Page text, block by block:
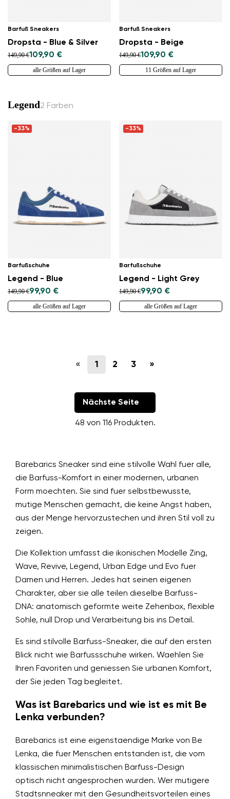
Barfuß Sneakers
Dropsta - Blue & Silver
149,90 €109,90 €
alle Größen auf Lager
Barfuß Sneakers
Dropsta - Beige
149,90 €109,90 €
11 Größen auf Lager
Legend2 Farben
-33%
Barfußschuhe
Legend - Blue
149,90 €99,90 €
alle Größen auf Lager
-33%
Barfußschuhe
Legend - Light Grey
149,90 €99,90 €
alle Größen auf Lager
« 1 2 3 »
Nächste Seite
48 von 116 Produkten.
Barebarics Sneaker sind eine stilvolle Wahl fuer alle,
die Barfuss-Komfort in einer modernen, urbanen
Form moechten. Sie sind fuer selbstbewusste,
mutige Menschen gemacht, die keine Angst haben,
aus der Menge hervorzustechen und ihren Stil voll zu
zeigen.
Die Kollektion umfasst die ikonischen Modelle Zing,
Wave, Revive, Legend, Urban Edge und Evo fuer
Damen und Herren. Jedes hat seinen eigenen
Charakter, aber sie alle teilen dieselbe Barfuss-
DNA: anatomisch geformte weite Zehenbox, flexible
Sohle, null Drop und Verarbeitung bis ins Detail.
Es sind stilvolle Barfuss-Sneaker, die auf den ersten
Blick nicht wie Barfussschuhe wirken. Waehlen Sie
Ihren Favoriten und geniessen Sie urbanen Komfort,
der Sie jeden Tag begleitet.
Was ist Barebarics und wie ist es mit Be
Lenka verbunden?
Barebarics ist eine eigenstaendige Marke von Be
Lenka, die fuer Menschen entstanden ist, die vom
klassischen minimalistischen Barfuss-Design
optisch nicht angesprochen wurden. Wer mutigere
Stadtsnneaker mit den Gesundheitsvorteilen eines